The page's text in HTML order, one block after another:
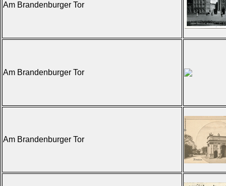
Am Brandenburger Tor
Am Brandenburger Tor
Am Brandenburger Tor